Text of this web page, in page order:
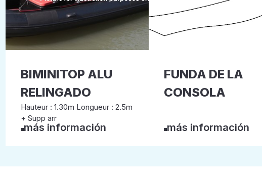
BIMINITOP ALU
RELINGADO
Hauteur : 1.30m Longueur : 2.5m
+ Supp arr
más información
FUNDA DE LA
CONSOLA
más información